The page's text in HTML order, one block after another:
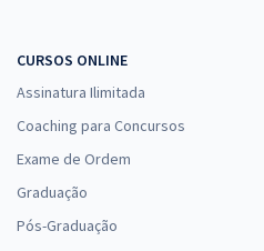
CURSOS ONLINE
Assinatura Ilimitada
Coaching para Concursos
Exame de Ordem
Graduação
Pós-Graduação